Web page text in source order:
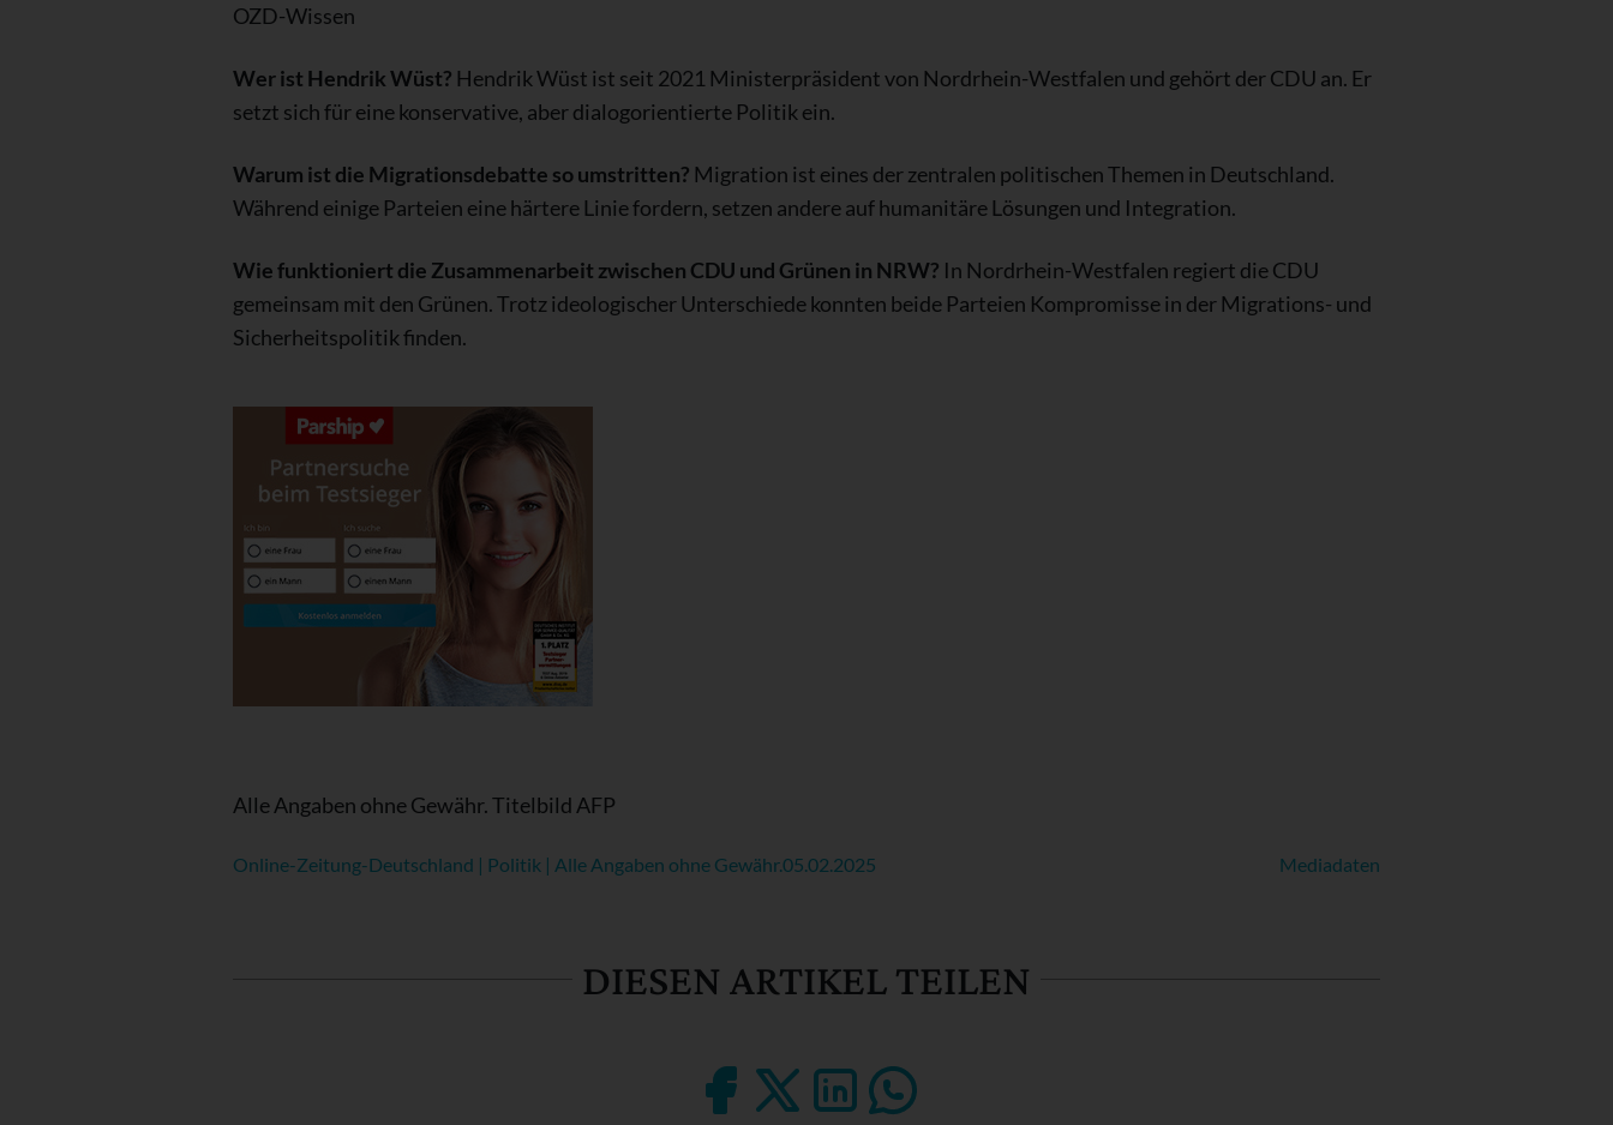
OZD-Wissen
Wer ist Hendrik Wüst? Hendrik Wüst ist seit 2021 Ministerpräsident von Nordrhein-Westfalen und gehört der CDU an. Er
setzt sich für eine konservative, aber dialogorientierte Politik ein.
Warum ist die Migrationsdebatte so umstritten? Migration ist eines der zentralen politischen Themen in Deutschland.
Während einige Parteien eine härtere Linie fordern, setzen andere auf humanitäre Lösungen und Integration.
Wie funktioniert die Zusammenarbeit zwischen CDU und Grünen in NRW? In Nordrhein-Westfalen regiert die CDU
gemeinsam mit den Grünen. Trotz ideologischer Unterschiede konnten beide Parteien Kompromisse in der Migrations- und
Sicherheitspolitik finden.
Alle Angaben ohne Gewähr. Titelbild AFP
Online-Zeitung-Deutschland | Politik | Alle Angaben ohne Gewähr.05.02.2025 Mediadaten
DIESEN ARTIKEL TEILEN